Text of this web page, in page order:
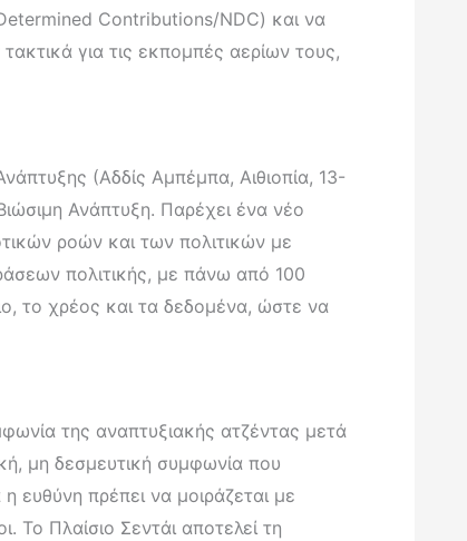
Contributions/NDC) και να
για τις εκπομπές αερίων τους,
(Αδδίς Αμπέμπα, Αιθιοπία, 13-
Ανάπτυξη. Παρέχει ένα νέο
ροών και των πολιτικών με
πολιτικής, με πάνω από 100
το χρέος και τα δεδομένα, ώστε να
της αναπτυξιακής ατζέντας μετά
μη δεσμευτική συμφωνία που
ευθύνη πρέπει να μοιράζεται με
Το Πλαίσιο Σεντάι αποτελεί τη